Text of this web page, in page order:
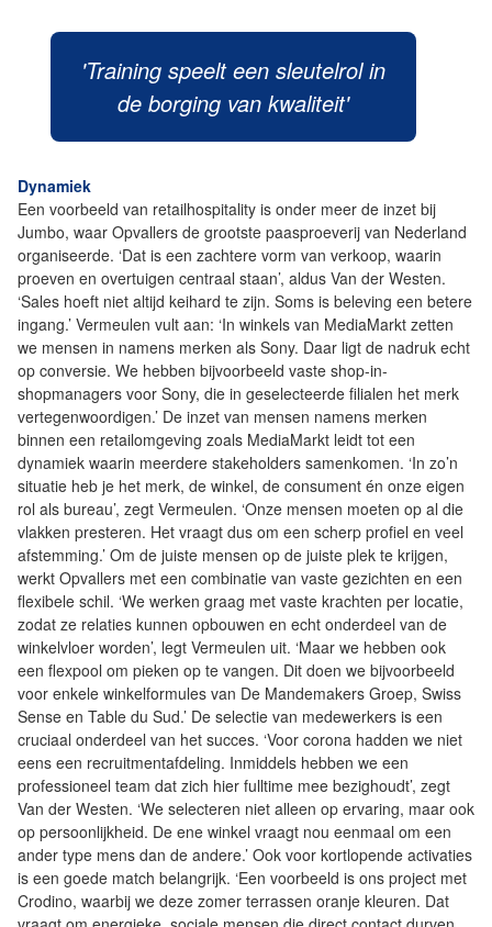
'Training speelt een sleutelrol in
de borging van kwaliteit'
Dynamiek
Een voorbeeld van retailhospitality is onder meer de inzet bij
Jumbo, waar Opvallers de grootste paasproeverij van Nederland
organiseerde. ‘Dat is een zachtere vorm van verkoop, waarin
proeven en overtuigen centraal staan’, aldus Van der Westen.
‘Sales hoeft niet altijd keihard te zijn. Soms is beleving een betere
ingang.’ Vermeulen vult aan: ‘In winkels van MediaMarkt zetten
we mensen in namens merken als Sony. Daar ligt de nadruk echt
op conversie. We hebben bijvoorbeeld vaste shop-in-
shopmanagers voor Sony, die in geselecteerde filialen het merk
vertegenwoordigen.’ De inzet van mensen namens merken
binnen een retailomgeving zoals MediaMarkt leidt tot een
dynamiek waarin meerdere stakeholders samenkomen. ‘In zo’n
situatie heb je het merk, de winkel, de consument én onze eigen
rol als bureau’, zegt Vermeulen. ‘Onze mensen moeten op al die
vlakken presteren. Het vraagt dus om een scherp profiel en veel
afstemming.’ Om de juiste mensen op de juiste plek te krijgen,
werkt Opvallers met een combinatie van vaste gezichten en een
flexibele schil. ‘We werken graag met vaste krachten per locatie,
zodat ze relaties kunnen opbouwen en echt onderdeel van de
winkelvloer worden’, legt Vermeulen uit. ‘Maar we hebben ook
een flexpool om pieken op te vangen. Dit doen we bijvoorbeeld
voor enkele winkelformules van De Mandemakers Groep, Swiss
Sense en Table du Sud.’ De selectie van medewerkers is een
cruciaal onderdeel van het succes. ‘Voor corona hadden we niet
eens een recruitmentafdeling. Inmiddels hebben we een
professioneel team dat zich hier fulltime mee bezighoudt’, zegt
Van der Westen. ‘We selecteren niet alleen op ervaring, maar ook
op persoonlijkheid. De ene winkel vraagt nou eenmaal om een
ander type mens dan de andere.’ Ook voor kortlopende activaties
is een goede match belangrijk. ‘Een voorbeeld is ons project met
Crodino, waarbij we deze zomer terrassen oranje kleuren. Dat